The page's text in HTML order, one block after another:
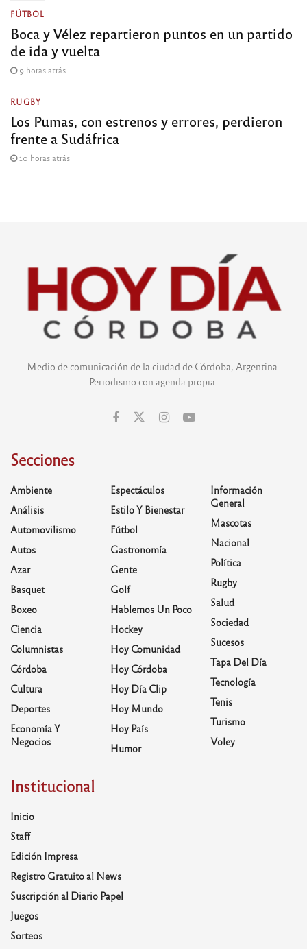
FÚTBOL
Boca y Vélez repartieron puntos en un partido
de ida y vuelta
9 horas atrás
RUGBY
Los Pumas, con estrenos y errores, perdieron
frente a Sudáfrica
10 horas atrás
Medio de comunicación de la ciudad de Córdoba, Argentina.
Periodismo con agenda propia.
Secciones
Ambiente
Análisis
Automovilismo
Autos
Azar
Basquet
Boxeo
Ciencia
Columnistas
Córdoba
Cultura
Deportes
Economía Y
Negocios
Espectáculos
Estilo Y Bienestar
Fútbol
Gastronomía
Gente
Golf
Hablemos Un Poco
Hockey
Hoy Comunidad
Hoy Córdoba
Hoy Día Clip
Hoy Mundo
Hoy País
Humor
Información
General
Mascotas
Nacional
Política
Rugby
Salud
Sociedad
Sucesos
Tapa Del Día
Tecnología
Tenis
Turismo
Voley
Institucional
Inicio
Staff
Edición Impresa
Registro Gratuito al News
Suscripción al Diario Papel
Juegos
Sorteos